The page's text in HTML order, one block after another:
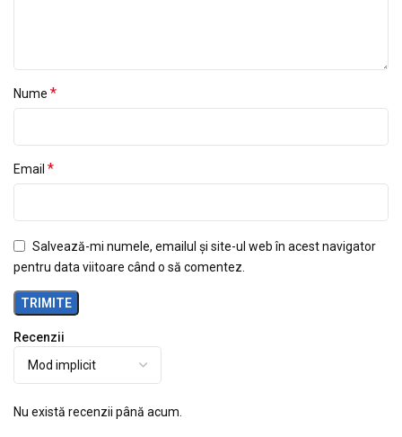
Recenzii
Nu există recenzii până acum.
Nume *
Email *
Salvează-mi numele, emailul și site-ul web în acest navigator
pentru data viitoare când o să comentez.